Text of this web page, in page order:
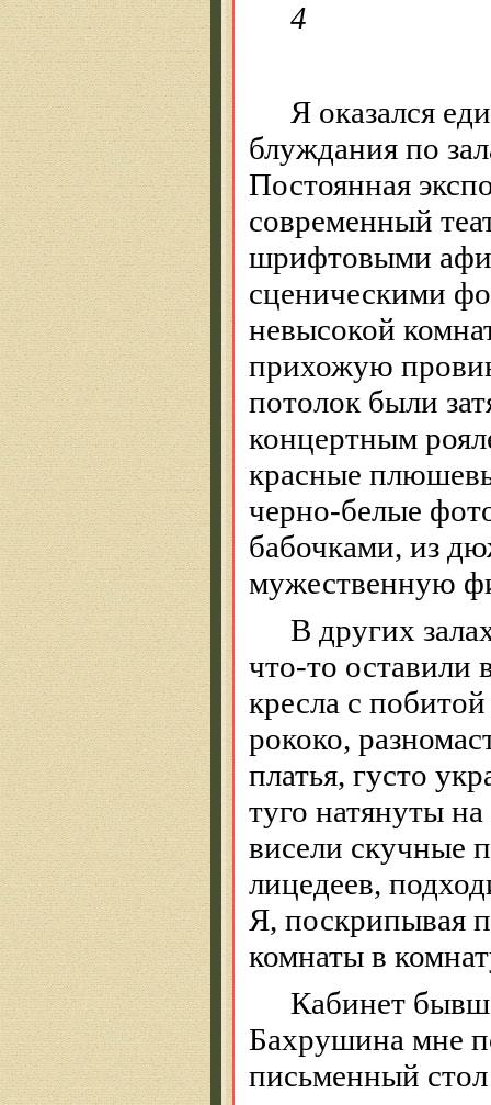
4
Я оказался
блуждания по
Постоянная
современный
шрифтовыми
сценическими
невысокой
прихожую
потолок были
концертным
красные
черно-белые
бабочками, из
мужественную
В других
что-то оставили
кресла с
рококо,
платья, густо
туго натянуты
висели скучные
лицедеев,
Я, поскрипывая
комнаты в
Кабинет
Бахрушина мне
письменный